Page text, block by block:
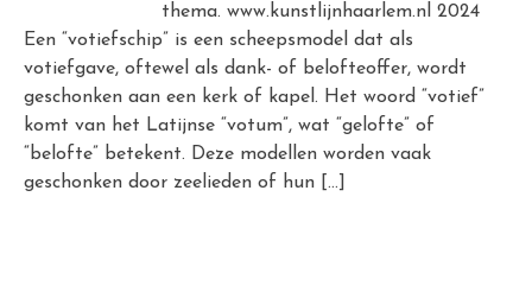
thema. www.kunstlijnhaarlem.nl 2024
Een “votiefschip” is een scheepsmodel dat als
votiefgave, oftewel als dank- of belofteoffer, wordt
geschonken aan een kerk of kapel. Het woord “votief”
komt van het Latijnse “votum”, wat “gelofte” of
“belofte” betekent. Deze modellen worden vaak
geschonken door zeelieden of hun […]